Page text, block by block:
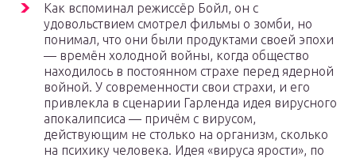
Как вспоминал режиссёр Бойл, он с
удовольствием смотрел фильмы о зомби, но
понимал, что они были продуктами своей эпохи
— времён холодной войны, когда общество
находилось в постоянном страхе перед ядерной
войной. У современности свои страхи, и его
привлекла в сценарии Гарленда идея вирусного
апокалипсиса — причём с вирусом,
действующим не столько на организм, сколько
на психику человека. Идея «вируса ярости», по